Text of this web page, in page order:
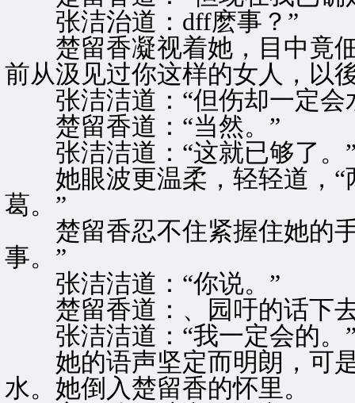
张洁治道：dff麽事？”
楚留香凝视着她，目中竟佃
前从汲见过你这样的女人，以
张洁洁道：“但伤却一定会
楚留香道：“当然。”
张洁洁道：“这就已够了。
她眼波更温柔，轻轻道，“
葛。”
楚留香忍不住紧握住她的手
事。”
张洁洁道：“你说。”
楚留香道：、园吁的话下去
张洁洁道：“我一定会的。
她的语声坚定而明朗，可是
水。她倒入楚留香的怀里。